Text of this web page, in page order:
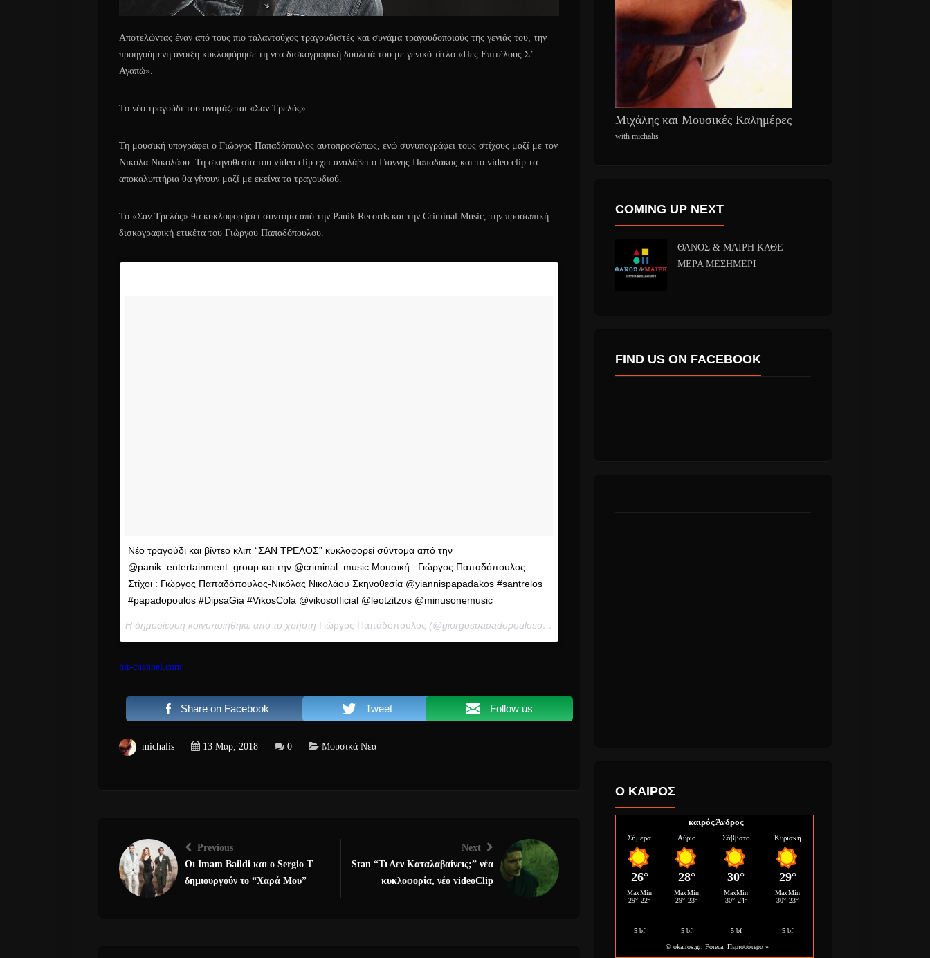
Αποτελώντας έναν από τους πιο ταλαντούχος τραγουδιστές και συνάμα τραγουδοποιούς της γενιάς του, την
προηγούμενη άνοιξη κυκλοφόρησε τη νέα δισκογραφική δουλειά του με γενικό τίτλο «Πες Επιτέλους Σ’
Αγαπώ».
Το νέο τραγούδι του ονομάζεται «Σαν Τρελός».
Τη μουσική υπογράφει ο Γιώργος Παπαδόπουλος αυτοπροσώπως, ενώ συνυπογράφει τους στίχους μαζί με τον
Νικόλα Νικολάου. Τη σκηνοθεσία του video clip έχει αναλάβει ο Γιάννης Παπαδάκος και το video clip τα
αποκαλυπτήρια θα γίνουν μαζί με εκείνα τα τραγουδιού.
Το «Σαν Τρελός» θα κυκλοφορήσει σύντομα από την Panik Records και την Criminal Music, την προσωπική
δισκογραφική ετικέτα του Γιώργου Παπαδόπουλου.
Νέο τραγούδι και βίντεο κλιπ “ΣΑΝ ΤΡΕΛΟΣ” κυκλοφορεί σύντομα από την
@panik_entertainment_group και την @criminal_music Μουσική : Γιώργος Παπαδόπουλος
Στίχοι : Γιώργος Παπαδόπουλος-Νικόλας Νικολάου Σκηνοθεσία @yiannispapadakos #santrelos
#papadopoulos #DipsaGia #VikosCola @vikosofficial @leotzitzos @minusonemusic
Η δημοσίευση κοινοποιήθηκε από το χρήστη Γιώργος Παπαδόπουλος (@giorgospapadopoulosofficial) στις
hit-channel.com
Share on Facebook Tweet Follow us
michalis 13 Μαρ, 2018 0 Μουσικά Νέα
Previous
Οι Imam Baildi και ο Sergio T
δημιουργούν το “Χαρά Μου”
Next
Stan “Τι Δεν Καταλαβαίνεις;” νέα
κυκλοφορία, νέο videoClip
Μιχάλης και Μουσικές Καλημέρες
with michalis
COMING UP NEXT
ΘΑΝΟΣ & ΜΑΙΡΗ ΚΑΘΕ
ΜΕΡΑ ΜΕΣΗΜΕΡΙ
FIND US ON FACEBOOK
Ο ΚΑΙΡΟΣ
καιρός Άνδρος